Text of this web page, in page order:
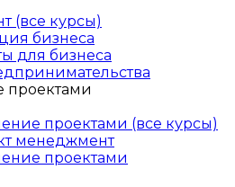
(все курсы)
бизнеса
для бизнеса
проектами
проектами (все курсы)
менеджмент
проектами